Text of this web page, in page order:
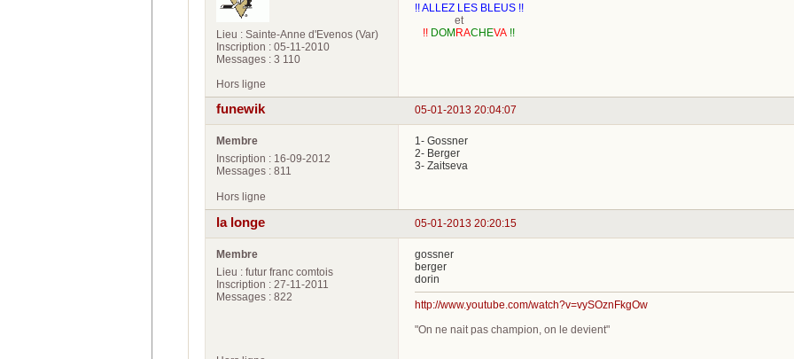
Lieu : Sainte-Anne d'Evenos (Var)
Inscription : 05-11-2010
Messages : 3 110
!! ALLEZ LES BLEUS !!
et
!! DOMRACHEVA !!
Hors ligne
05-01-2013 20:04:07
funewik
Membre
Inscription : 16-09-2012
Messages : 811
1- Gossner
2- Berger
3- Zaitseva
Hors ligne
05-01-2013 20:20:15
la longe
Membre
Lieu : futur franc comtois
Inscription : 27-11-2011
Messages : 822
gossner
berger
dorin
http://www.youtube.com/watch?v=vySOznFkgOw
"On ne nait pas champion, on le devient"